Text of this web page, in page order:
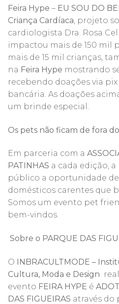
Feira Hype – EU SOU DO
Criança Cardíaca, projeto
cardiologista Dra. Rosa
impactou mais de 150 mil
mais de 15 mil crianças,
na Feira Hype mostrando
recebendo doações via
bancária. As doações
um brinde especial.
Os pets não ficam de fora
Em parceria com a
PATINHAS a cada edição, a
público a oportunidade
domésticos carentes que
Somos um evento pet
bem-vindos.
Sobre o PARQUE DAS
O INBRACULTMODE –
Cultura, Moda e Design
evento FEIRA HYPE é
DAS FIGUEIRAS através do